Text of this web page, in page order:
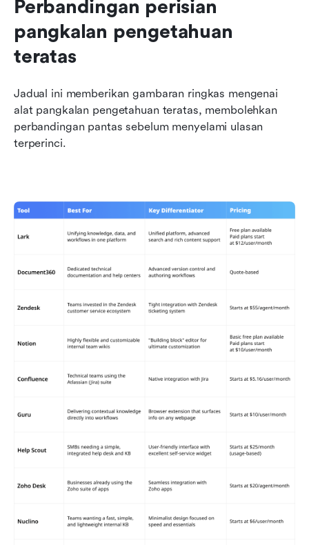
Perbandingan perisian
pangkalan pengetahuan
teratas
Jadual ini memberikan gambaran ringkas mengenai
alat pangkalan pengetahuan teratas, membolehkan
perbandingan pantas sebelum menyelami ulasan
terperinci.